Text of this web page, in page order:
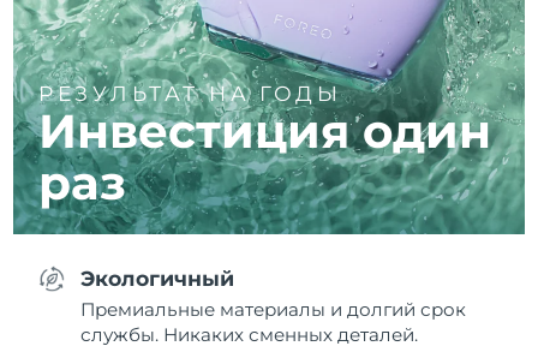
РЕЗУЛЬТАТ НА ГОДЫ
Инвестиция один
раз
Экологичный
Премиальные материалы и долгий срок
службы. Никаких сменных деталей.